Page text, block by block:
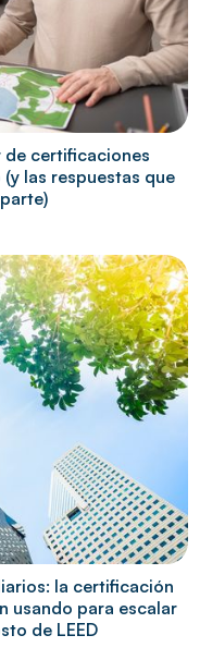
de certificaciones
las respuestas que
la certificación
usando para escalar
de LEED